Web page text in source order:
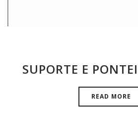
SUPORTE E
READ MORE